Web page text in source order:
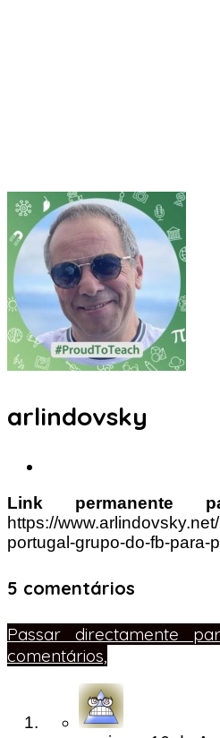
arlindovsky
Link permanente
https://
portugal-grupo-do-fb-para-
5 comentários
Passar directamente
comentários,